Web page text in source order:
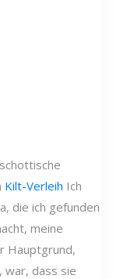
Kilt-Verleih Ich
die ich gefunden
meine
Hauptgrund,
war, dass sie